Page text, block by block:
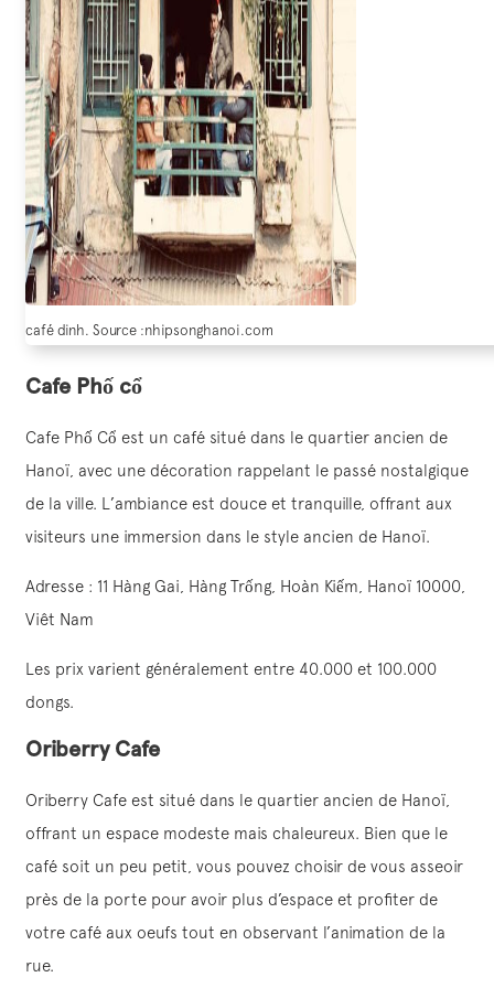
café dinh. Source :nhipsonghanoi.com
Cafe Phố cổ
Cafe Phố Cổ est un café situé dans le quartier ancien de
Hanoï, avec une décoration rappelant le passé nostalgique
de la ville. L’ambiance est douce et tranquille, offrant aux
visiteurs une immersion dans le style ancien de Hanoï.
Adresse : 11 Hàng Gai, Hàng Trống, Hoàn Kiếm, Hanoï 10000,
Viêt Nam
Les prix varient généralement entre 40.000 et 100.000
dongs.
Oriberry Cafe
Oriberry Cafe est situé dans le quartier ancien de Hanoï,
offrant un espace modeste mais chaleureux. Bien que le
café soit un peu petit, vous pouvez choisir de vous asseoir
près de la porte pour avoir plus d’espace et profiter de
votre café aux oeufs tout en observant l’animation de la
rue.